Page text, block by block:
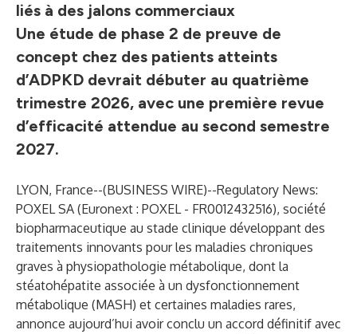
liés à des jalons commerciaux
Une étude de phase 2 de preuve de
concept chez des patients atteints
d’ADPKD devrait débuter au quatrième
trimestre 2026, avec une première revue
d’efficacité attendue au second semestre
2027.
LYON, France--(BUSINESS WIRE)--Regulatory News:
POXEL SA (Euronext : POXEL - FR0012432516), société
biopharmaceutique au stade clinique développant des
traitements innovants pour les maladies chroniques
graves à physiopathologie métabolique, dont la
stéatohépatite associée à un dysfonctionnement
métabolique (MASH) et certaines maladies rares,
annonce aujourd’hui avoir conclu un accord définitif avec